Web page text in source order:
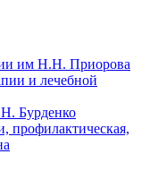
им Н.Н. Приорова
и лечебной
Бурденко
профилактическая,